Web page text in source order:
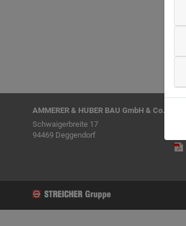
AMMERER & HUBER BAU GmbH & Co. KG
Schwaigerbreite 17
94469 Deggendorf